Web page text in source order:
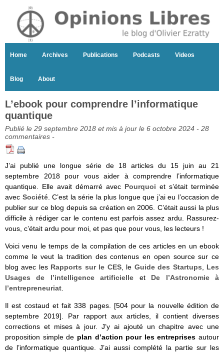
Home Archives Publications Podcasts Videos
Blog About
L’ebook pour comprendre l’informatique
quantique
Publié le 29 septembre 2018 et mis à jour le 6 octobre 2024 - 28
commentaires -
J’ai publié une longue série de 18 articles du 15 juin au 21
septembre 2018 pour vous aider à comprendre l’informatique
quantique. Elle avait démarré avec Pourquoi et s’était terminée
avec Société. C’est la série la plus longue que j’ai eu l’occasion de
publier sur ce blog depuis sa création en 2006. C’était aussi la plus
difficile à rédiger car le contenu est parfois assez ardu. Rassurez-
vous, c’était ardu pour moi, et pas que pour vous, les lecteurs !
Voici venu le temps de la compilation de ces articles en un ebook
comme le veut la tradition des contenus en open source sur ce
blog avec les Rapports sur le CES, le Guide des Startups
Les
Usages de l’intelligence artificielle et De l’Astronomie à
l’entrepreneuriat
Il est costaud et fait 338 pages. [504 pour la nouvelle édition de
septembre 2019]. Par rapport aux articles, il contient diverses
corrections et mises à jour. J’y ai ajouté un chapitre avec une
proposition simple de plan d’action pour les entreprises autour
de l’informatique quantique. J’ai aussi complété la partie sur les